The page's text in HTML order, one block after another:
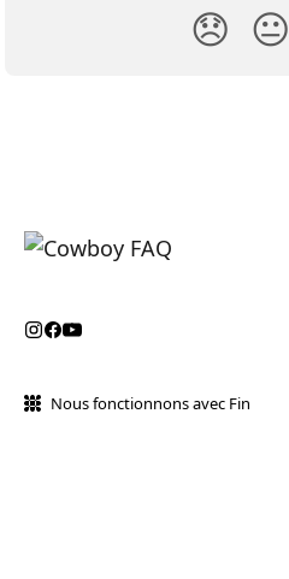
😞 😐
Nous fonctionnons avec Fin